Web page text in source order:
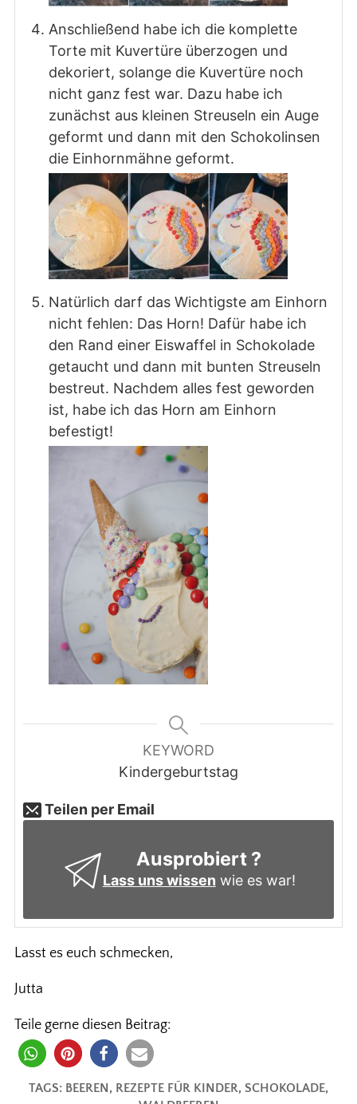
Anschließend habe ich die komplette
Torte mit Kuvertüre überzogen und
dekoriert, solange die Kuvertüre noch
nicht ganz fest war. Dazu habe ich
zunächst aus kleinen Streuseln ein Auge
geformt und dann mit den Schokolinsen
die Einhornmähne geformt.
Natürlich darf das Wichtigste am Einhorn
nicht fehlen: Das Horn! Dafür habe ich
den Rand einer Eiswaffel in Schokolade
getaucht und dann mit bunten Streuseln
bestreut. Nachdem alles fest geworden
ist, habe ich das Horn am Einhorn
befestigt!
KEYWORD
Kindergeburtstag
Teilen per Email
Ausprobiert ?
Lass uns wissen wie es war!
Lasst es euch schmecken,
Jutta
Teile gerne diesen Beitrag:
TAGS: BEEREN , REZEPTE FÜR KINDER, SCHOKOLADE,